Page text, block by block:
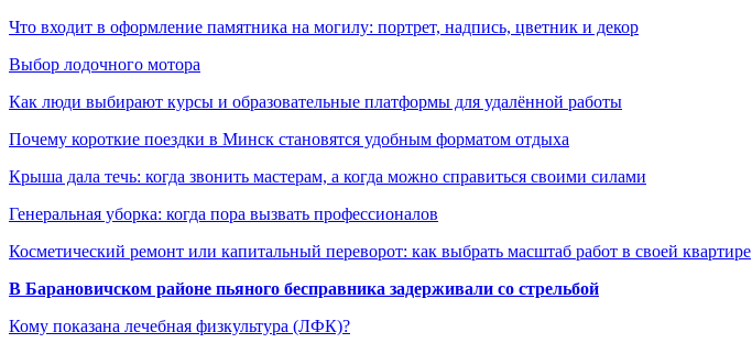
Что входит в оформление памятника на могилу: портрет, надпись, цветник и декор
Выбор лодочного мотора
Как люди выбирают курсы и образовательные платформы для удалённой работы
Почему короткие поездки в Минск становятся удобным форматом отдыха
Крыша дала течь: когда звонить мастерам, а когда можно справиться своими силами
Генеральная уборка: когда пора вызвать профессионалов
Косметический ремонт или капитальный переворот: как выбрать масштаб работ в своей квартире
В Барановичском районе пьяного бесправника задерживали со стрельбой
Кому показана лечебная физкультура (ЛФК)?